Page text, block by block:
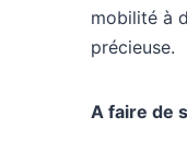
mobilité à
précieuse.
A faire de